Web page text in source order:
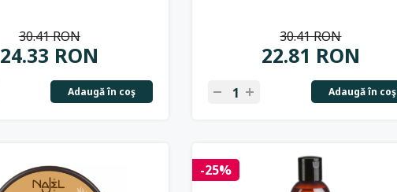
24.33 RON
30.41 RON
Adaugă în coş
22.81 RON
30.41 RON
Adaugă în coş
-25%